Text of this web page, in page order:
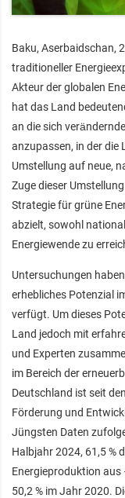
Baku, Aserbaidschan,
traditioneller
Akteur der globalen
hat das Land
an die sich
anzupassen, in der die
Umstellung auf neue,
Zuge dieser
Strategie für grüne
abzielt, sowohl
Energiewende zu
Untersuchungen
erhebliches Potenzial
verfügt. Um dieses
Land jedoch mit
und Experten
im Bereich der
Deutschland ist seit
Förderung und
Jüngsten Daten
Halbjahr 2024, 61,5 %
Energieproduktion aus
50,2 % im Jahr 2020.